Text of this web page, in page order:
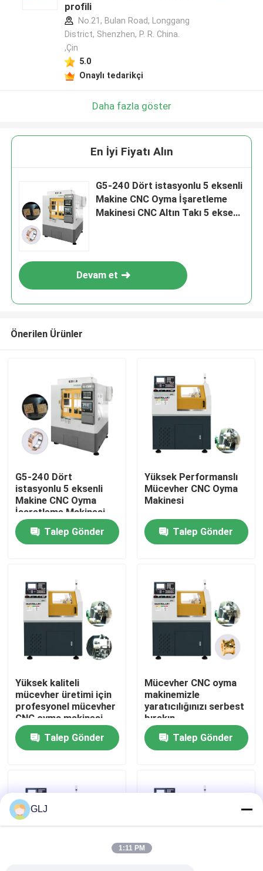
Ana Sayfa
VR Gösterisi
Hakkımızda
Fabrika turu
Kalite kontrolü
Bize Ulaşın
Haberler
Durumlar
profili
No.21, Bulan Road, Longgang
District, Shenzhen, P. R. China.
,Çin
5.0
Onaylı tedarikçi
Daha fazla göster
En İyi Fiyatı Alın
G5-240 Dört istasyonlu 5 eksenli
Makine CNC Oyma İşaretleme
Makinesi CNC Altın Takı 5 eksenli
Devam et
Önerilen Ürünler
G5-240 Dört
istasyonlu 5 eksenli
Makine CNC Oyma
İşaretleme Makinesi
CNC Altın Takı 5
eksenli CNC Diş Freze
Makinesi Satılık
Talep Gönder
Yüksek Performanslı
Mücevher CNC Oyma
Makinesi
Talep Gönder
Yüksek kaliteli
mücevher üretimi için
profesyonel mücevher
CNC oyma makinesi
Talep Gönder
Mücevher CNC oyma
makinemizle
yaratıcılığınızı serbest
bırakın
Talep Gönder
GLJ
1:11 PM